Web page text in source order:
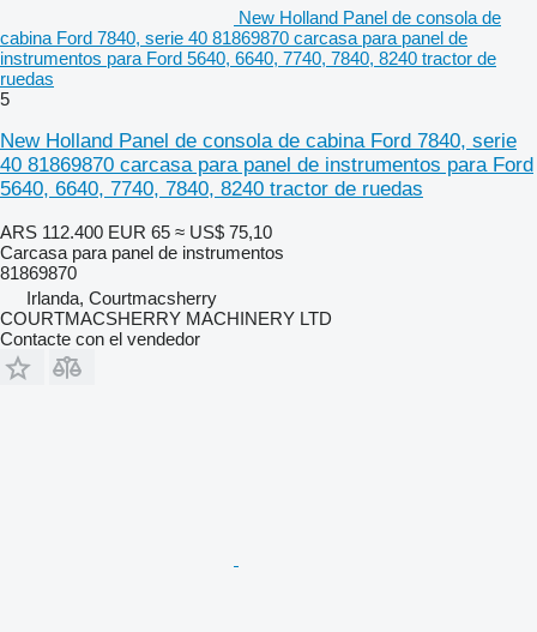
New Holland Panel de consola de
cabina Ford 7840, serie 40 81869870 carcasa para panel de
instrumentos para Ford 5640, 6640, 7740, 7840, 8240 tractor de
ruedas
5
New Holland Panel de consola de cabina Ford 7840, serie
40 81869870 carcasa para panel de instrumentos para Ford
5640, 6640, 7740, 7840, 8240 tractor de ruedas
ARS 112.400 EUR 65 ≈ US$ 75,10
Carcasa para panel de instrumentos
81869870
Irlanda, Courtmacsherry
COURTMACSHERRY MACHINERY LTD
Contacte con el vendedor